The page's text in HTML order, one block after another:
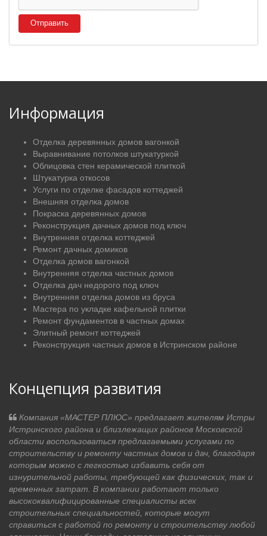
Отправить
Информация
Отделка деревянных домов вагонкой
Выравнивание потолков штукатуркой
Облицовка стен керамической плиткой
Штукатурка откосов
Услуги по отделке фасадов коттеджей
Внешняя отделка домов
Покраска деревянных домов
Реконструкция дачных домов под ключ
Внутренняя отделка коттеджей
Ремонт дачных домиков
Отделка домов вагонкой
Внутренняя отделка частных домов
Отделка дач недорого под ключ
Внутренняя отделка домов из бруса
Мастера по укладке кафельной плитки
Ремонт фундаментов в частных домах
Элитный ремонт коттеджей
Реконструкция частных домов в Истринском районе
Концепция развития
Компания «МАСТЕР ПЛЮС» предлагает жителям Истры
Истринского района и близлежащих районов Московской
области воспользоваться предлагаемыми услугами по
строительству и ремонту частных домов и дач, благодаря
которым можно с легкостью избавить себя от
изнурительной работы, требующей как физических, так и
временных затрат. В компании работают только
высококвалифицированные специалисты всех
строительных специальностей, которые могут
справиться с работой по ремонту и строительству любой